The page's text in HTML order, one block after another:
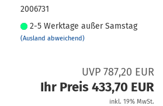
2006731
2-5 Werktage außer Samstag
(Ausland abweichend)
UVP 787,20 EUR
Ihr Preis 433,70 EUR
inkl. 19% MwSt.